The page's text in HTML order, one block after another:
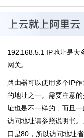
192.168.5.1 IP地址是大
网关。
路由器可以使用多个IP
的地址之一。需要注意
址也是不一样的，而且
访问地址请参照说明书
口是80，所以访问地址